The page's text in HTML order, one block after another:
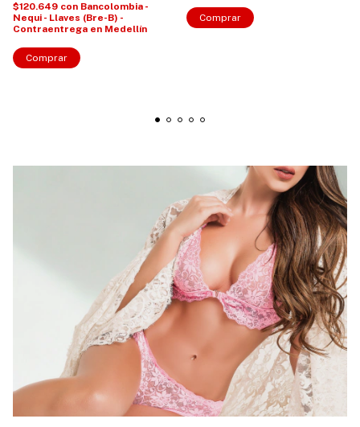
$120.649 con Bancolombia -
Nequi - Llaves (Bre-B) -
Contraentrega en Medellín